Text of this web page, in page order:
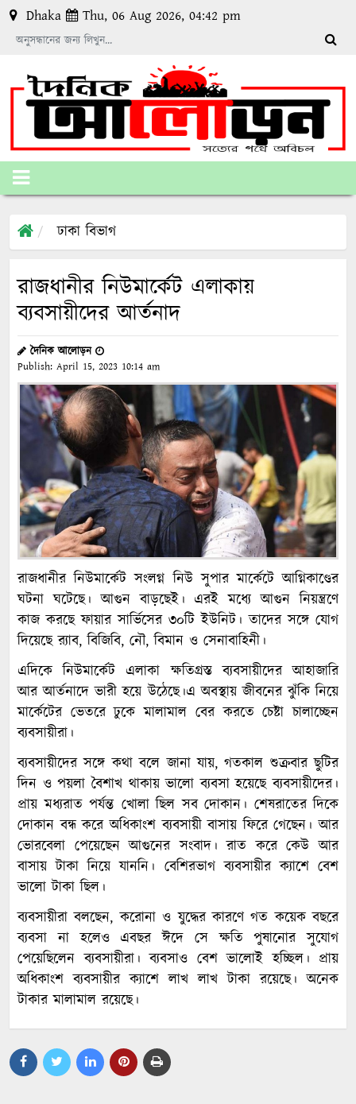
Dhaka Thu, 06 Aug 2026, 04:42 pm
ঢাকা বিভাগ
রাজধানীর নিউমার্কেট এলাকায়
ব্যবসায়ীদের আর্তনাদ
দৈনিক আলোড়ন
Publish: April 15, 2023 10:14 am
রাজধানীর নিউমার্কেট সংলগ্ন নিউ সুপার মার্কেটে আগ্নিকাণ্ডের
ঘটনা ঘটেছে। আগুন বাড়ছেই। এরই মধ্যে আগুন নিয়ন্ত্রণে
কাজ করছে ফায়ার সার্ভিসের ৩০টি ইউনিট। তাদের সঙ্গে যোগ
দিয়েছে র‌্যাব, বিজিবি, নৌ, বিমান ও সেনাবাহিনী।
এদিকে নিউমার্কেট এলাকা ক্ষতিগ্রস্ত ব্যবসায়ীদের আহাজারি
আর আর্তনাদে ভারী হয়ে উঠেছে।এ অবস্থায় জীবনের ঝুঁকি নিয়ে
মার্কেটের ভেতরে ঢুকে মালামাল বের করতে চেষ্টা চালাচ্ছেন
ব্যবসায়ীরা।
ব্যবসায়ীদের সঙ্গে কথা বলে জানা যায়, গতকাল শুক্রবার ছুটির
দিন ও পয়লা বৈশাখ থাকায় ভালো ব্যবসা হয়েছে ব্যবসায়ীদের।
প্রায় মধ্যরাত পর্যন্ত খোলা ছিল সব দোকান। শেষরাতের দিকে
দোকান বন্ধ করে অধিকাংশ ব্যবসায়ী বাসায় ফিরে গেছেন। আর
ভোরবেলা পেয়েছেন আগুনের সংবাদ। রাত করে কেউ আর
বাসায় টাকা নিয়ে যাননি। বেশিরভাগ ব্যবসায়ীর ক্যাশে বেশ
ভালো টাকা ছিল।
ব্যবসায়ীরা বলছেন, করোনা ও যুদ্ধের কারণে গত কয়েক বছরে
ব্যবসা না হলেও এবছর ঈদে সে ক্ষতি পুষানোর সুযোগ
পেয়েছিলেন ব্যবসায়ীরা। ব্যবসাও বেশ ভালোই হচ্ছিল। প্রায়
অধিকাংশ ব্যবসায়ীর ক্যাশে লাখ লাখ টাকা রয়েছে। অনেক
টাকার মালামাল রয়েছে।